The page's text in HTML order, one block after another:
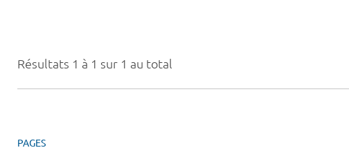
Résultats 1 à 1 sur 1 au total
PAGES